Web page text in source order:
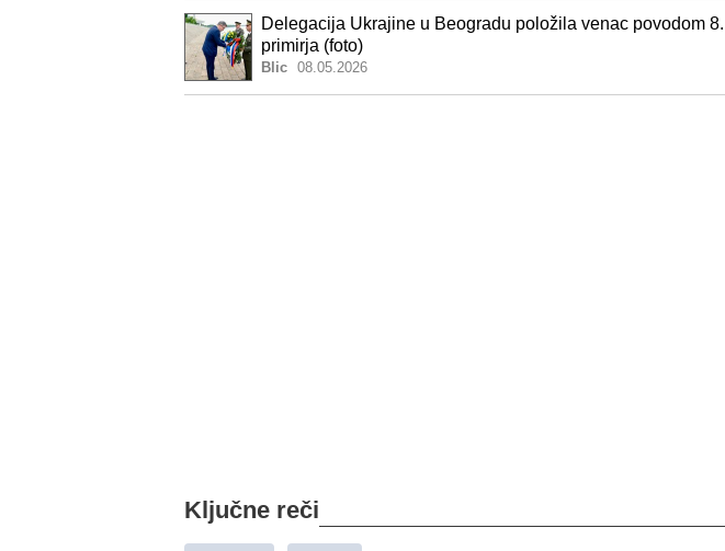
Delegacija Ukrajine u Beogradu položila venac povodom
primirja (foto)
Blic 08.05.2026
Ključne reči